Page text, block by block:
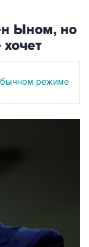
Ыном, но
режиме